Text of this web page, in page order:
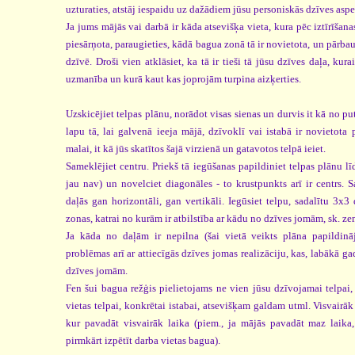
uzturaties, atstāj iespaidu uz dažādiem jūsu personiskās dzīves
Ja jums mājās vai darbā ir kāda atsevišķa vieta, kura pēc
piesārņota, paraugieties, kādā bagua zonā tā ir novietota, un
dzīvē. Droši vien atklāsiet, ka tā ir tieši tā jūsu dzīves daļa,
uzmanība un kurā kaut kas joprojām turpina aizķerties.
Uzskicējiet telpas plānu, norādot visas sienas un durvis it kā no
lapu tā, lai galvenā ieeja mājā, dzīvoklī vai istabā ir novietota
malai, it kā jūs skatītos šajā virzienā un gatavotos telpā ieiet.
Sameklējiet centru. Priekš tā iegūšanas papildiniet telpas plānu
jau nav) un novelciet diagonāles - to krustpunkts arī ir centrs.
daļās gan horizontāli, gan vertikāli. Iegūsiet telpu, sadalītu 3x3
zonas, katrai no kurām ir atbilstība ar kādu no dzīves jomām, sk.
Ja kāda no daļām ir nepilna (šai vietā veikts plāna
problēmas arī ar attiecīgās dzīves jomas realizāciju, kas, labākā
dzīves jomām.
Fen šui bagua režģis pielietojams ne vien jūsu dzīvojamai
vietas telpai, konkrētai istabai, atsevišķam galdam utml.
kur pavadāt visvairāk laika (piem., ja mājās pavadāt maz
pirmkārt izpētīt darba vietas bagua).